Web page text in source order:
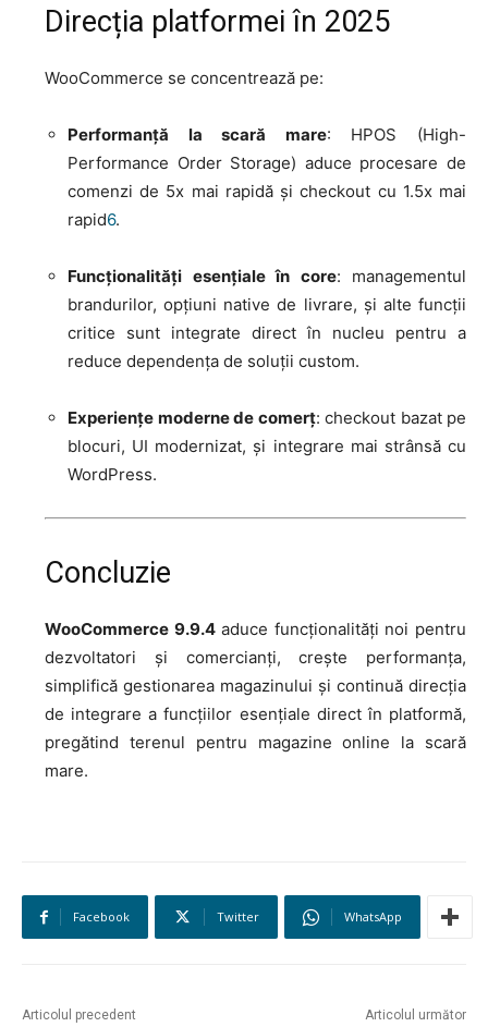
Direcția platformei în 2025
WooCommerce se concentrează pe:
Performanță la scară mare: HPOS (High-
Performance Order Storage) aduce procesare de
comenzi de 5x mai rapidă și checkout cu 1.5x mai
rapid6.
Funcționalități esențiale în core: managementul
brandurilor, opțiuni native de livrare, și alte funcții
critice sunt integrate direct în nucleu pentru a
reduce dependența de soluții custom.
Experiențe moderne de comerț: checkout bazat pe
blocuri, UI modernizat, și integrare mai strânsă cu
WordPress.
Concluzie
WooCommerce 9.9.4aduce funcționalități noi pentru
dezvoltatori și comercianți, crește performanța,
simplifică gestionarea magazinului și continuă direcția
de integrare a funcțiilor esențiale direct în platformă,
pregătind terenul pentru magazine online la scară
mare.
Facebook Twitter WhatsApp
Articolul precedent Articolul următor